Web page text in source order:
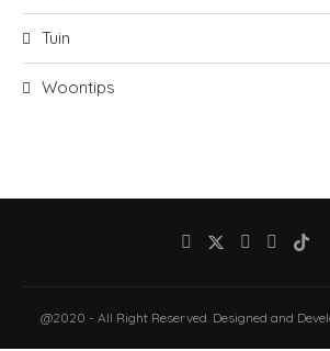
Tuin
Woontips
@2020 - All Right Reserved. Designed and